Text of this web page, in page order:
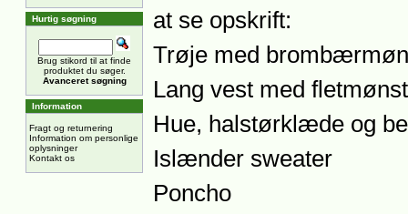
Hurtig søgning
Brug stikord til at finde
produktet du søger.
Avanceret søgning
Information
Fragt og returnering
Information om personlige
oplysninger
Kontakt os
at se opskrift:
Trøje med
Lang vest med
Hue, halstørklæde og
Islænder sweater
Poncho